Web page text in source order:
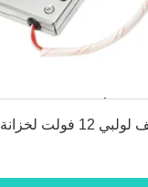
قفل حثي للخزانة بملف